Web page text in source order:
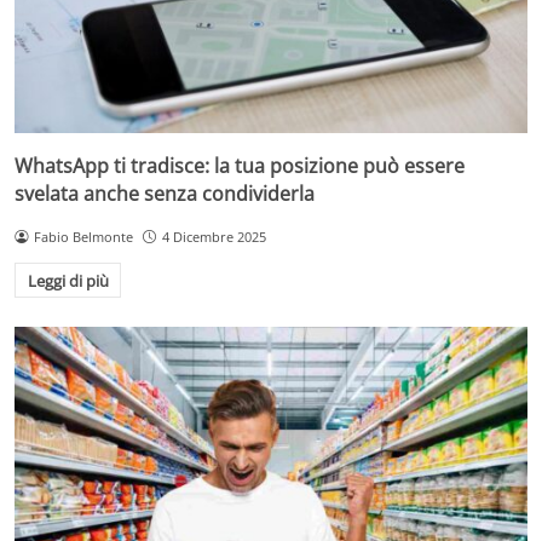
WhatsApp ti tradisce: la tua posizione può essere
svelata anche senza condividerla
Fabio Belmonte 4 Dicembre 2025
Leggi di più